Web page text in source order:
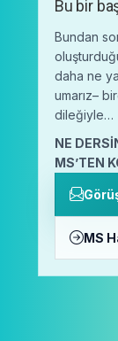
Bu bir
Bundan
daha ne
umarız–
dileğiyle…
NE
MS’TEN
MS